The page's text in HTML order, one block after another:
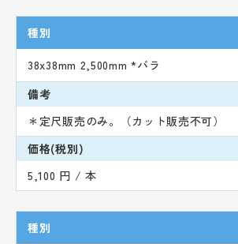
種別
38x38mm 2,500mm *バラ
備考
＊定尺販売のみ。（カット販売不可）
価格(税別)
5,100 円 / 本
種別